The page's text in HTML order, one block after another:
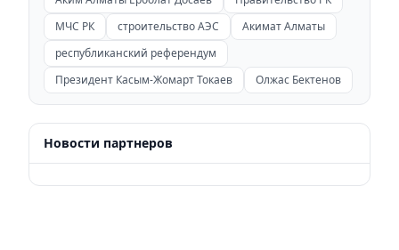
МЧС РК
строительство АЭС
Акимат Алматы
республиканский референдум
Президент Касым-Жомарт Токаев
Олжас Бектенов
Новости партнеров